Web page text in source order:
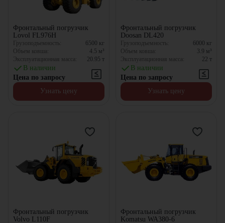
Фронтальный погрузчик
Lovol FL976H
Грузоподъемность: 6500 кг
Объем ковша:
4.5 м³
Эксплуатационная масса:
20.95 т
В наличии
Цена по запросу
Узнать цену
Фронтальный погрузчик
Doosan DL420
Грузоподъемность: 6000 кг
Объем ковша:
3.9 м³
Эксплуатационная масса:
22 т
В наличии
Цена по запросу
Узнать цену
Фронтальный погрузчик
Volvo L110F
Фронтальный погрузчик
Komatsu WA380-6